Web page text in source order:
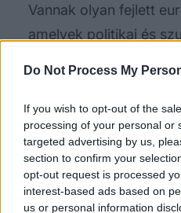
Do Not Process My
If you wish to opt-out of the
processing of your personal or
targeted advertising by us,
section to confirm your
opt-out request is processed
interest-based ads based on
us or personal information
Vannak olyan fejlett
amelyek politikai és
tudatosan döntöttek
Európai
(EFTA) tagjaiként
integrációban élnek a
szabadkereskedelmi
az Európai Gazdasági